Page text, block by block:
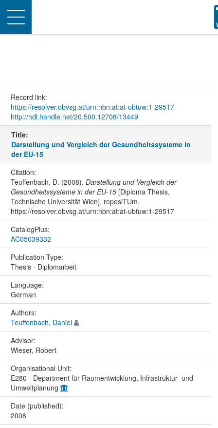
Toggle
navigation
Record link:
https://resolver.obvsg.at/urn:nbn:at:at-ubtuw:1-29517
http://hdl.handle.net/20.500.12708/13449
Title:
Darstellung und Vergleich der Gesundheitssysteme in
der EU-15
Citation:
Teuffenbach, D. (2008). Darstellung und Vergleich der
Gesundheitssysteme in der EU-15[Diploma Thesis,
Technische Universität Wien]. reposiTUm.
https://resolver.obvsg.at/urn:nbn:at:at-ubtuw:1-29517
CatalogPlus:
AC05039332
Publication Type:
Thesis - Diplomarbeit
Language:
German
Authors:
Teuffenbach, Daniel
Advisor:
Wieser, Robert
Organisational Unit:
E280 - Department für Raumentwicklung, Infrastruktur- und
Umweltplanung
Date (published):
2008